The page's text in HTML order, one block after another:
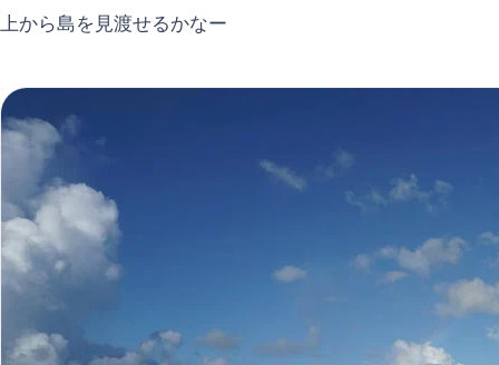
上から島を見渡せるかなー